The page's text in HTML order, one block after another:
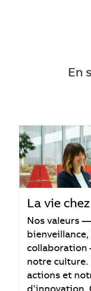
En
La vie
Nos valeurs
notre culture.
actions et